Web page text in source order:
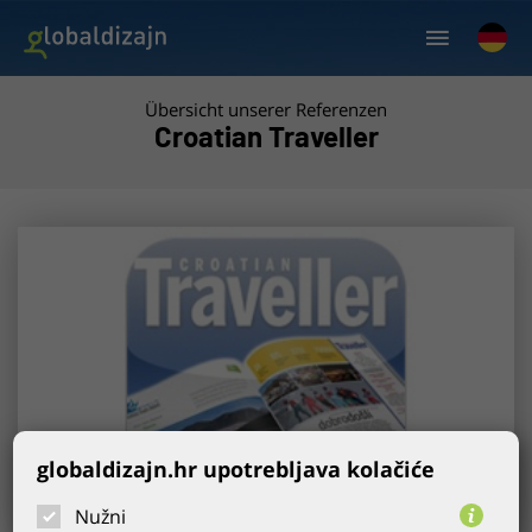
Übersicht unserer Referenzen
Croatian Traveller
globaldizajn.hr upotrebljava kolačiće
Nužni